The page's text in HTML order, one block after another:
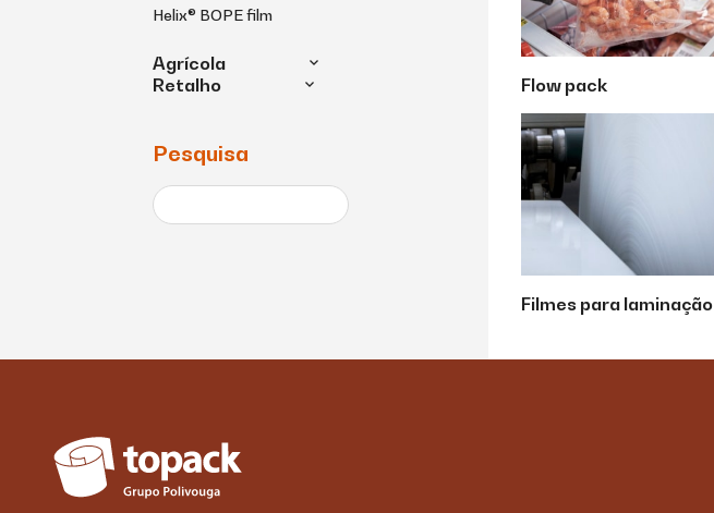
Helix® BOPE film
Agrícola
Retalho
Pesquisa
Flow pack
Filmes para laminação